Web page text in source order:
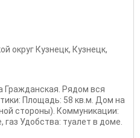
округ Кузнецк, Кузнецк,
Гражданская. Рядом вся
Площадь: 58 кв.м. Дом на
стороны). Коммуникации:
Удобства: туалет в доме.